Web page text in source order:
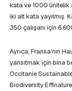
kata ve 1000 ünitelik
iki alt kata yayılmış.
350 çalışanı için
Ayrıca, Fransa’nın
yansıtmak için bina
Occitanie Sustainable
Biodiversity